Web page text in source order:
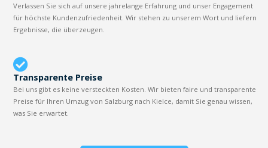
Verlassen Sie sich auf unsere jahrelange Erfahrung und unser Engagement
für höchste Kundenzufriedenheit. Wir stehen zu unserem Wort und liefern
Ergebnisse, die überzeugen.
Transparente Preise
Bei uns gibt es keine versteckten Kosten. Wir bieten faire und transparente
Preise für Ihren Umzug von Salzburg nach Kielce, damit Sie genau wissen,
was Sie erwartet.